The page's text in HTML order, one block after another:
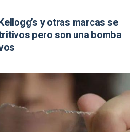
y otras marcas se
pero son una bomba